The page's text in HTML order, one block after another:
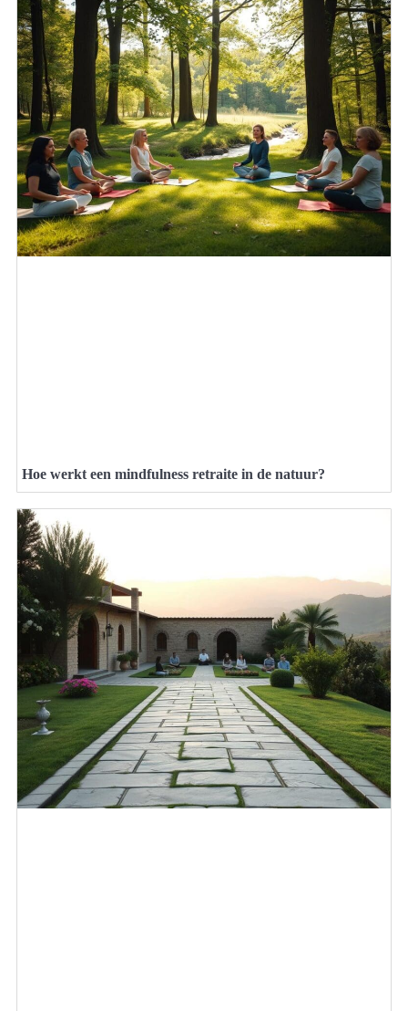
Hoe werkt een mindfulness retraite in de natuur?